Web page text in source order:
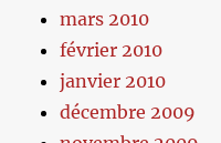
mars 2010
février 2010
janvier 2010
décembre 2009